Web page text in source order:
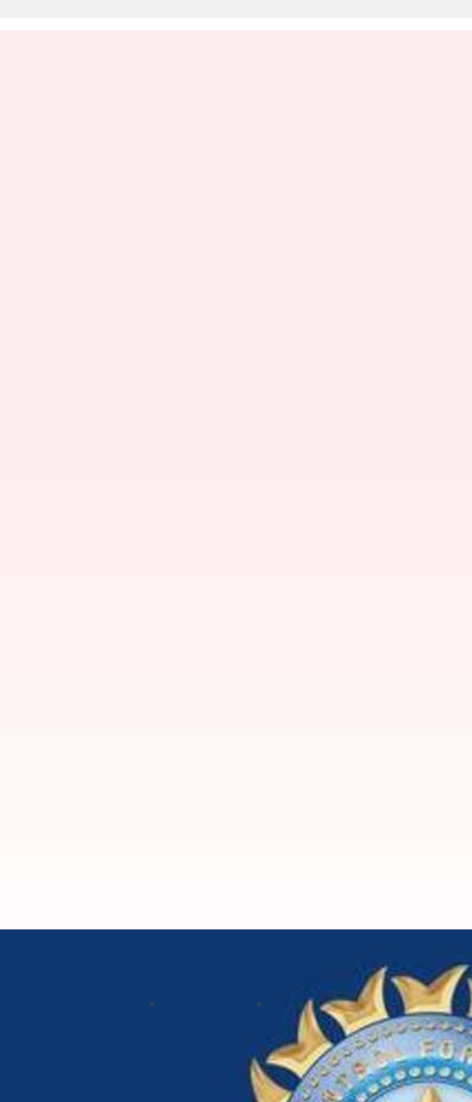
BCCI ने मांगे नेशनल सेलेक्टर्स के
10:24 am